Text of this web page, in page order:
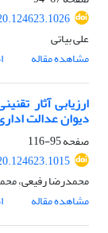
علی بیاتی
مشاهده مقاله
ارزیابی آثار
دیوان عدالت
صفحه95-116
محمدرضا رفیعی،
مشاهده مقاله